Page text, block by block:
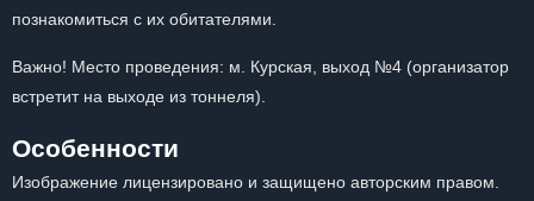
познакомиться с их обитателями.
Важно! Место проведения: м. Курская, выход №4 (организатор
встретит на выходе из тоннеля).
Особенности
Изображение лицензировано и защищено авторским правом.